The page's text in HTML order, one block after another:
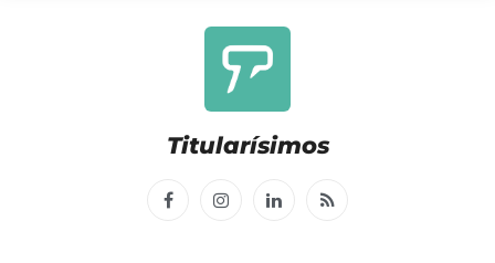
Titularísimos
FacebookInstagramLinkedInRSS